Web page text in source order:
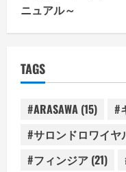
ニュアル～
TAGS
#ARASAWA (15) #
#サロンドロワイヤ
#フィンジア (21)